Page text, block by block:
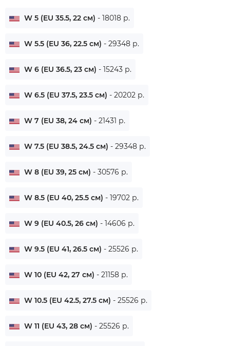
W 5 (EU 35.5, 22 см) - 18018 р.
W 5.5 (EU 36, 22.5 см) - 29348 р.
W 6 (EU 36.5, 23 см) - 15243 р.
W 6.5 (EU 37.5, 23.5 см) - 20202 р.
W 7 (EU 38, 24 см) - 21431 р.
W 7.5 (EU 38.5, 24.5 см) - 29348 р.
W 8 (EU 39, 25 см) - 30576 р.
W 8.5 (EU 40, 25.5 см) - 19702 р.
W 9 (EU 40.5, 26 см) - 14606 р.
W 9.5 (EU 41, 26.5 см) - 25526 р.
W 10 (EU 42, 27 см) - 21158 р.
W 10.5 (EU 42.5, 27.5 см) - 25526 р.
W 11 (EU 43, 28 см) - 25526 р.